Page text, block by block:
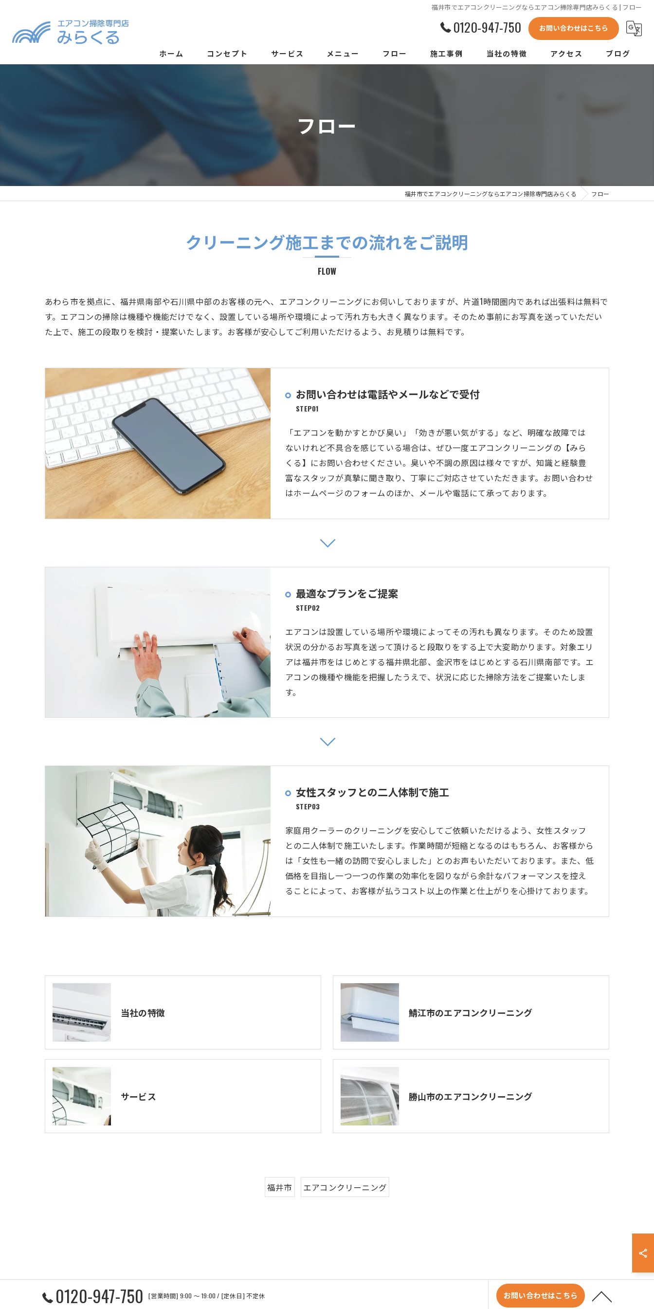
福井市でエアコンクリーニングならエアコン掃除専門店みらくる | フロー
0120-947-750 お問い合わせはこちら
ホーム コンセプト サービス メニュー フロー 施工事例 当社の特徴 アクセス ブログ
フロー
福井市でエアコンクリーニングならエアコン掃除専門店みらくる フロー
クリーニング施工までの流れをご説明
FLOW
あわら市を拠点に、福井県南部や石川県中部のお客様の元へ、エアコンクリーニングにお伺いしておりますが、片道1時間圏内であれば出張料は無料で
す。エアコンの掃除は機種や機能だけでなく、設置している場所や環境によって汚れ方も大きく異なります。そのため事前にお写真を送っていただい
た上で、施工の段取りを検討・提案いたします。お客様が安心してご利用いただけるよう、お見積りは無料です。
お問い合わせは電話やメールなどで受付
STEP01
「エアコンを動かすとかび臭い」「効きが悪い気がする」など、明確な故障では
ないけれど不具合を感じている場合は、ぜひ一度エアコンクリーニングの【みら
くる】にお問い合わせください。臭いや不調の原因は様々ですが、知識と経験豊
富なスタッフが真摯に聞き取り、丁寧にご対応させていただきます。お問い合わせ
はホームページのフォームのほか、メールや電話にて承っております。
最適なプランをご提案
STEP02
エアコンは設置している場所や環境によってその汚れも異なります。そのため設置
状況の分かるお写真を送って頂けると段取りをする上で大変助かります。対象エリ
アは福井市をはじめとする福井県北部、金沢市をはじめとする石川県南部です。エ
アコンの機種や機能を把握したうえで、状況に応じた掃除方法をご提案いたしま
す。
女性スタッフとの二人体制で施工
STEP03
家庭用クーラーのクリーニングを安心してご依頼いただけるよう、女性スタッフ
との二人体制で施工いたします。作業時間が短縮となるのはもちろん、お客様から
は「女性も一緒の訪問で安心しました」とのお声もいただいております。また、低
価格を目指し一つ一つの作業の効率化を図りながら余計なパフォーマンスを控え
ることによって、お客様が払うコスト以上の作業と仕上がりを心掛けております。
当社の特徴 鯖江市のエアコンクリーニング
サービス 勝山市のエアコンクリーニング
福井市 エアコンクリーニング
0120-947-750 [営業時間] 9:00 〜 19:00 / [定休日] 不定休 お問い合わせはこちら